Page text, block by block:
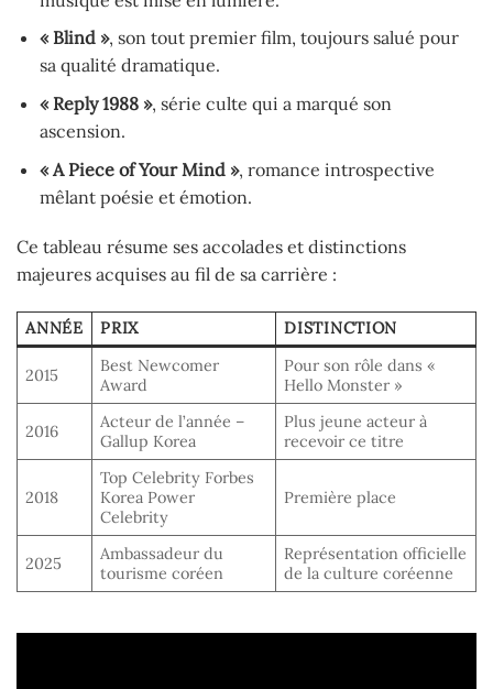
« Blind », son tout premier film, toujours salué pour
sa qualité dramatique.
« Reply 1988 », série culte qui a marqué son
ascension.
« A Piece of Your Mind », romance introspective
mêlant poésie et émotion.
Ce tableau résume ses accolades et distinctions
majeures acquises au fil de sa carrière :
ANNÉE PRIX DISTINCTION
2015
Best Newcomer
Award
Pour son rôle dans «
Hello Monster »
2016
Acteur de l’année –
Gallup Korea
Plus jeune acteur à
recevoir ce titre
2018
Top Celebrity Forbes
Korea Power
Celebrity
Première place
2025
Ambassadeur du
tourisme coréen
Représentation officielle
de la culture coréenne